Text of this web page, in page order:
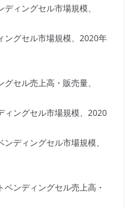
ィングセル市場規模、
グセル市場規模、2020年
セル売上高・販売量、
ングセル市場規模、2020
ディングセル市場規模、
ンディングセル売上高・